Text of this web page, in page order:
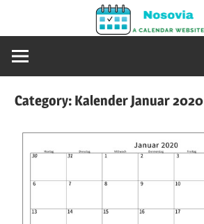
content
2020
2021
Category: Kalender Januar 2020